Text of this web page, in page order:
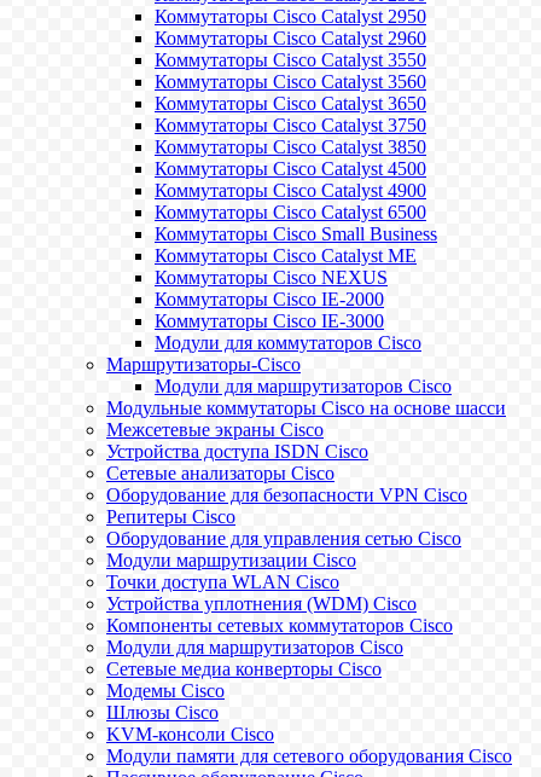
Коммутаторы Cisco Catalyst 2950
Коммутаторы Cisco Catalyst 2960
Коммутаторы Cisco Catalyst 3550
Коммутаторы Cisco Catalyst 3560
Коммутаторы Cisco Catalyst 3650
Коммутаторы Cisco Catalyst 3750
Коммутаторы Cisco Catalyst 3850
Коммутаторы Cisco Catalyst 4500
Коммутаторы Cisco Catalyst 4900
Коммутаторы Cisco Catalyst 6500
Коммутаторы Cisco Small Business
Коммутаторы Cisco Catalyst ME
Коммутаторы Cisco NEXUS
Коммутаторы Cisco IE-2000
Коммутаторы Cisco IE-3000
Модули для коммутаторов Cisco
Маршрутизаторы-Cisco
Модули для маршрутизаторов Cisco
Модульные коммутаторы Cisco на основе шасси
Межсетевые экраны Cisco
Устройства доступа ISDN Cisco
Сетевые анализаторы Cisco
Оборудование для безопасности VPN Cisco
Репитеры Cisco
Оборудование для управления сетью Cisco
Модули маршрутизации Cisco
Точки доступа WLAN Cisco
Устройства уплотнения (WDM) Cisco
Компоненты сетевых коммутаторов Cisco
Модули для маршрутизаторов Cisco
Сетевые медиа конверторы Cisco
Модемы Cisco
Шлюзы Cisco
KVM-консоли Cisco
Модули памяти для сетевого оборудования Cisco